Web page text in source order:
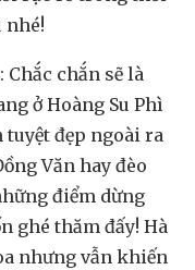
nhé!
: Chắc chắn sẽ là
ở Hoàng Su Phì
đẹp ngoài ra
Văn hay đèo
điểm dừng
ghé thăm đấy! Hà
nhưng vẫn khiến